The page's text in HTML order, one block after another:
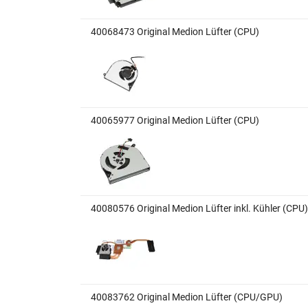
40068473 Original Medion Lüfter (CPU)
40065977 Original Medion Lüfter (CPU)
40080576 Original Medion Lüfter inkl. Kühler (CPU)
40083762 Original Medion Lüfter (CPU/GPU)